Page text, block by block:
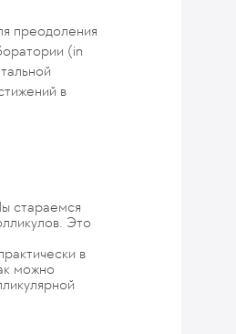
преодоления
(in
в
стараемся
Это
в
можно